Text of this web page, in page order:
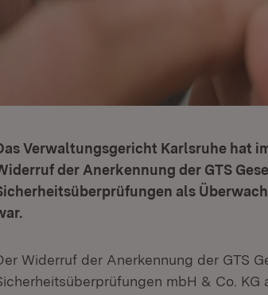
Verwaltungsgericht Karlsruhe hat
der Anerkennung der GTS
als
Widerruf der Anerkennung der GTS
mbH & Co.